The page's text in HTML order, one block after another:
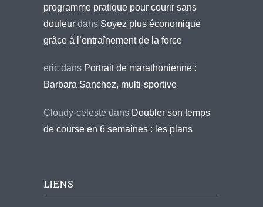
programme pratique pour courir sans
douleur dans Soyez plus économique
grâce à l’entraînement de la force
eric dans Portrait de marathonienne :
Barbara Sanchez, multi-sportive
Cloudy-celeste dans Doubler son temps
de course en 6 semaines : les plans
LIENS